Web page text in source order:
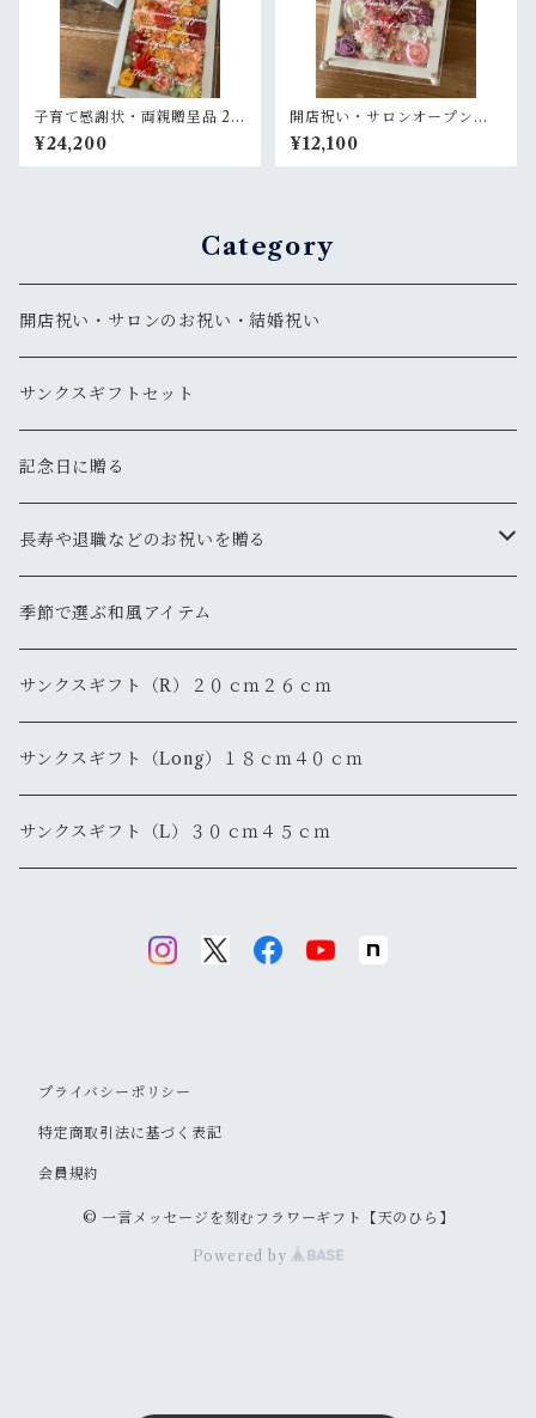
子育て感謝状・両親贈呈品 2個
セット【名入れ】プリザーブ
ドフラワーアレンジ ウッドフ
レーム 白木枠〈イエローオレ
¥24,200
開店祝い・サロンオープン祝
い・周年祝い・新築祝い・結
婚祝い【名入れ】プリザーブ
ドフラワーアレンジ ウッドフ
¥12,100
Category
開店祝い・サロンのお祝い・結婚祝い
サンクスギフトセット
記念日に贈る
長寿や退職などのお祝いを贈る
還暦
退職・退官
季節で選ぶ和風アイテム
サンクスギフト（R）２０ｃｍ２６ｃｍ
サンクスギフト（Long）１８ｃｍ４０ｃｍ
サンクスギフト（L）３０ｃｍ４５ｃｍ
プライバシーポリシー
特定商取引法に基づく表記
会員規約
© 一言メッセージを刻むフラワーギフト【天のひら】
Powered by